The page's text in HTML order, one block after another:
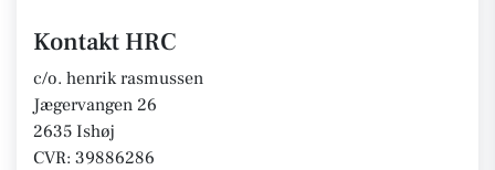
Kontakt HRC
c/o. henrik rasmussen
Jægervangen 26
2635 Ishøj
CVR: 39886286